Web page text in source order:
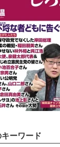
キーワード